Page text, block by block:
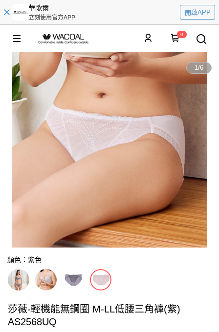
華歌爾
立刻使用官方APP
開啟APP
0
1/6
顏色：紫色
莎薇-輕機能無鋼圈 M-LL低腰三角褲(紫)
AS2568UQ